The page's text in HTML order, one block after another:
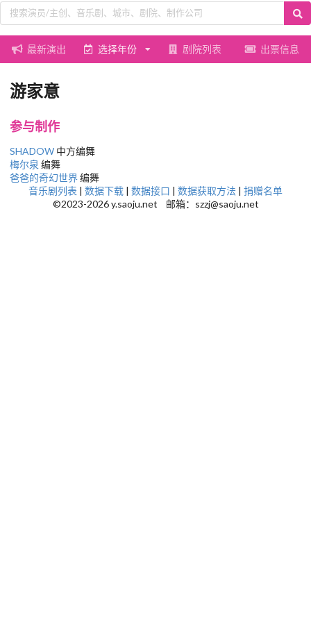
最新演出 选择年份 剧院列表 出票信息
游家意
参与制作
SHADOW 中方编舞
梅尔泉 编舞
爸爸的奇幻世界编舞
音乐剧列表 | 数据下载 | 数据接口 | 数据获取方法 | 捐赠名单
©2023-2026 y.saoju.net 邮箱：szzj@saoju.net